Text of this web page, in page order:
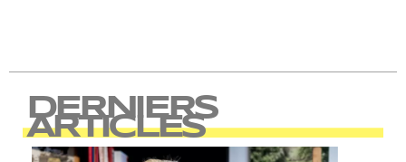
DERNIERS
ARTICLES